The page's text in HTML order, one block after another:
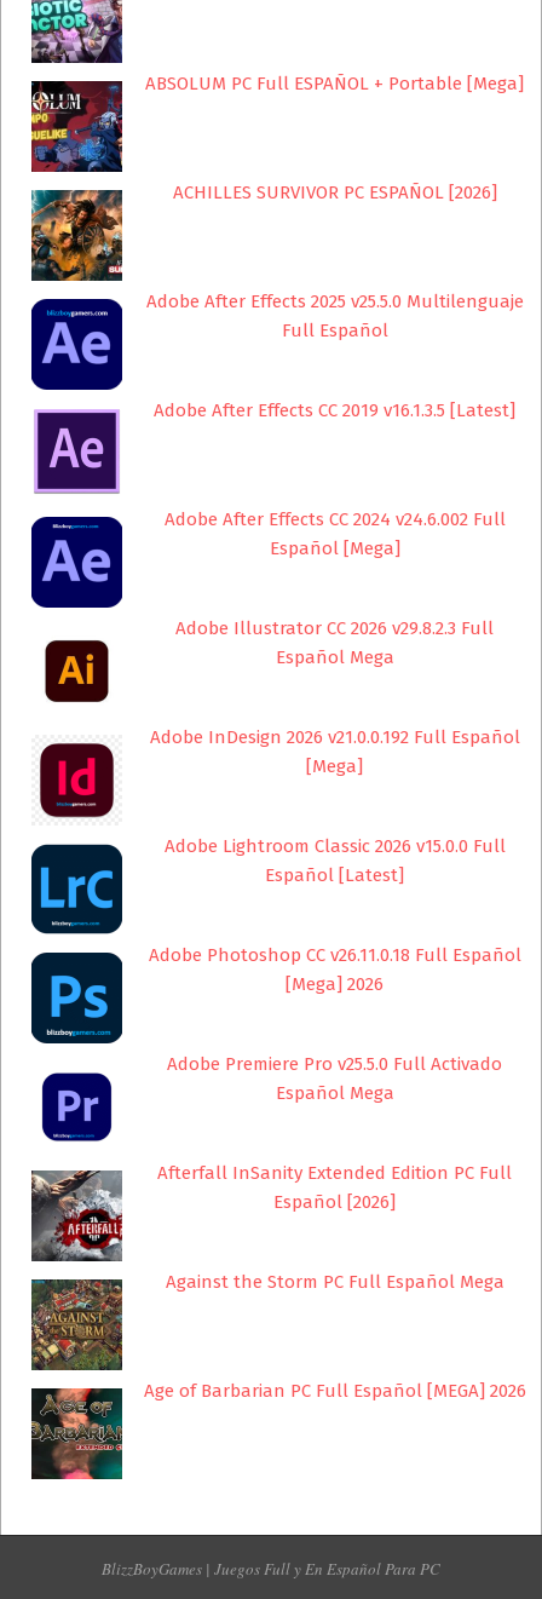
ABSOLUM PC Full ESPAÑOL + Portable [Mega]
ACHILLES SURVIVOR PC ESPAÑOL [2026]
Adobe After Effects 2025 v25.5.0 Multilenguaje
Full Español
Adobe After Effects CC 2019 v16.1.3.5 [Latest]
Adobe After Effects CC 2024 v24.6.002 Full
Español [Mega]
Adobe Illustrator CC 2026 v29.8.2.3 Full
Español Mega
Adobe InDesign 2026 v21.0.0.192 Full Español
[Mega]
Adobe Lightroom Classic 2026 v15.0.0 Full
Español [Latest]
Adobe Photoshop CC v26.11.0.18 Full Español
[Mega] 2026
Adobe Premiere Pro v25.5.0 Full Activado
Español Mega
Afterfall InSanity Extended Edition PC Full
Español [2026]
Against the Storm PC Full Español Mega
Age of Barbarian PC Full Español [MEGA] 2026
BlizzBoyGames | Juegos Full y En Español Para PC